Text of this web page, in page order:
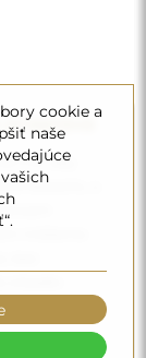
o to, aby
dorazilo, a
môžeme
cookie a
naše